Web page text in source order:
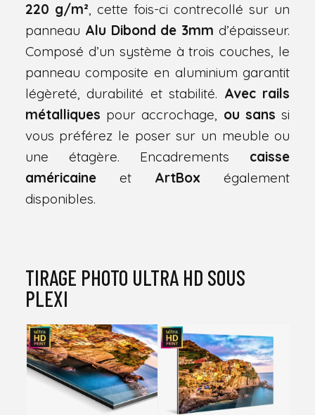
220 g/m², cette fois-ci contrecollé sur un
panneau Alu Dibond de 3mm d’épaisseur.
Composé d’un système à trois couches, le
panneau composite en aluminium garantit
légèreté, durabilité et stabilité. Avec rails
métalliques pour accrochage, ou sans si
vous préférez le poser sur un meuble ou
une étagère. Encadrements caisse
américaineet ArtBox également
disponibles.
TIRAGE PHOTO ULTRA HD SOUS
PLEXI